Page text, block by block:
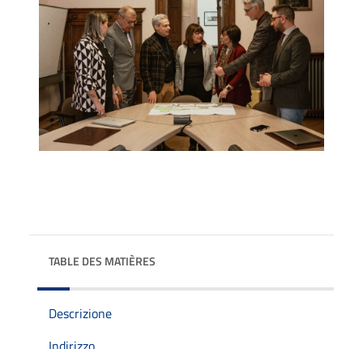
TABLE DES MATIÈRES
Descrizione